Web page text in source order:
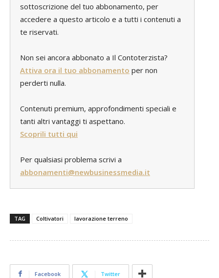
sottoscrizione del tuo abbonamento, per
accedere a questo articolo e a tutti i contenuti a
te riservati.
Non sei ancora abbonato a Il Contoterzista?
Attiva ora il tuo abbonamento per non
perderti nulla.
Contenuti premium, approfondimenti speciali e
tanti altri vantaggi ti aspettano.
Scoprili tutti qui
Per qualsiasi problema scrivi a
abbonamenti@newbusinessmedia.it
TAG Coltivatori lavorazione terreno
Facebook Twitter